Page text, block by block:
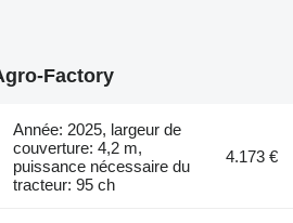
Factory
Année: 2025, largeur de
couverture: 4,2 m,
puissance nécessaire du
tracteur: 95 ch
4.173 €